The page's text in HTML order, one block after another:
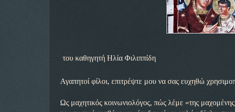
του καθηγητή Ηλία Φιλιππίδη
Αγαπητοί φίλοι, επιτρέψτε μου να σας ευχηθώ
Ως μαχητικός κοινωνιολόγος, πώς λέμε «της